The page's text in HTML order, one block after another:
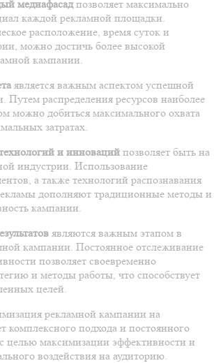
медиафасадпозволяет максимально
каждой рекламной площадки.
расположение, время суток и
можно достичь более высокой
кампании.
является важным аспектом успешной
Путем распределения ресурсов наиболее
можно добиться максимального охвата
затратах.
и инноваций позволяет быть на
индустрии. Использование
а также технологий распознавания
дополняют традиционные методы и
кампании.
являются важным этапом в
кампании. Постоянное отслеживание
позволяет своевременно
и методы работы, что способствует
целей.
рекламной кампании на
комплексного подхода и постоянного
с целью максимизации эффективности и
воздействия на аудиторию.